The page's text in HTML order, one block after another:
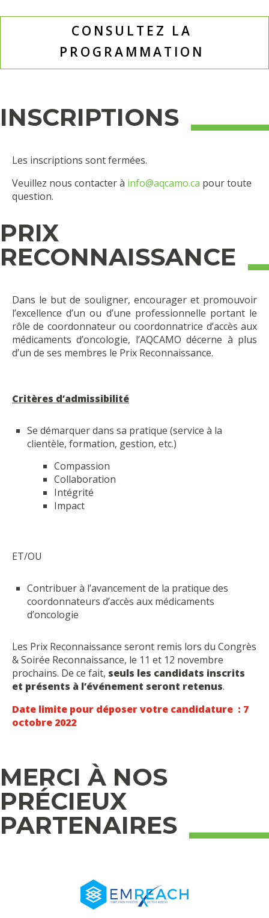
CONSULTEZ LA
PROGRAMMATION
INSCRIPTIONS
Les inscriptions sont fermées.
Veuillez nous contacter à info@aqcamo.ca pour toute
question.
PRIX
RECONNAISSANCE
Dans le but de souligner, encourager et promouvoir
l’excellence d’un ou d’une professionnelle portant le
rôle de coordonnateur ou coordonnatrice d’accès aux
médicaments d’oncologie, l’AQCAMO décerne à plus
d’un de ses membres le Prix Reconnaissance.
Critères d’admissibilité
Se démarquer dans sa pratique (service à la
clientèle, formation, gestion, etc.)
Compassion
Collaboration
Intégrité
Impact
ET/OU
Contribuer à l’avancement de la pratique des
coordonnateurs d’accès aux médicaments
d’oncologie
Les Prix Reconnaissance seront remis lors du Congrès
& Soirée Reconnaissance, le 11 et 12 novembre
prochains. De ce fait, seuls les candidats inscrits
et présents à l’événement seront retenus.
Date limite pour déposer votre candidature : 7
octobre 2022
MERCI À NOS
PRÉCIEUX
PARTENAIRES